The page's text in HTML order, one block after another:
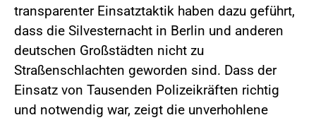
transparenter Einsatztaktik haben dazu geführt,
dass die Silvesternacht in Berlin und anderen
deutschen Großstädten nicht zu
Straßenschlachten geworden sind. Dass der
Einsatz von Tausenden Polizeikräften richtig
und notwendig war, zeigt die unverhohlene